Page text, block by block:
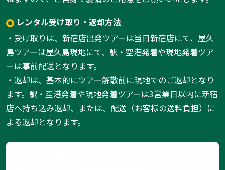
レンタル受け取り・返却方法
・受け取りは、新宿店出発ツアーは当日新宿店にて、屋久
島ツアーは屋久島現地にて、駅・空港発着や現地発着ツア
ーは事前配送となります。
・返却は、基本的にツアー解散前に現地でのご返却となり
ます。駅・空港発着や現地発着ツアーは3営業日以内に新宿
店へ持ち込み返却、または、配送（お客様の送料負担）に
よる返却となります。